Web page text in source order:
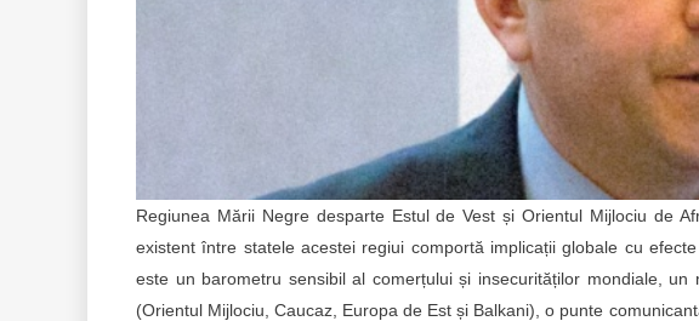
Regiunea Mării Negre desparte Estul de Vest și Orientul Mijlociu de
existent între statele acestei regiui comportă implicații globale cu
este un barometru sensibil al comerțului și insecurităților mondiale,
(Orientul Mijlociu, Caucaz, Europa de Est și Balkani), o punte